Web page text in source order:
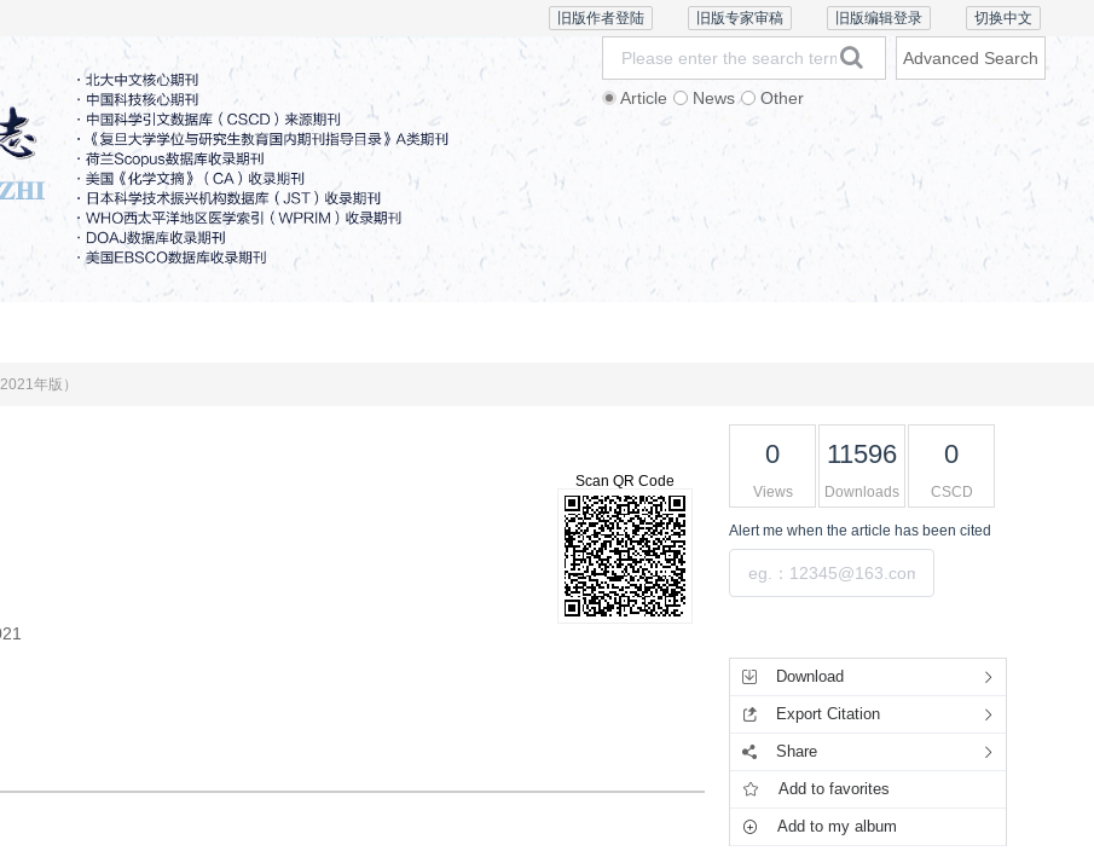
切换中文
旧版编辑登录
旧版专家审稿
旧版作者登陆
Article News Other
Advanced Search
年版）
Scan QR Code
0
Views
11596
Downloads
0
CSCD
Alert me when the article has been cited
Download
Export Citation
Share
Add to favorites
Add to my album